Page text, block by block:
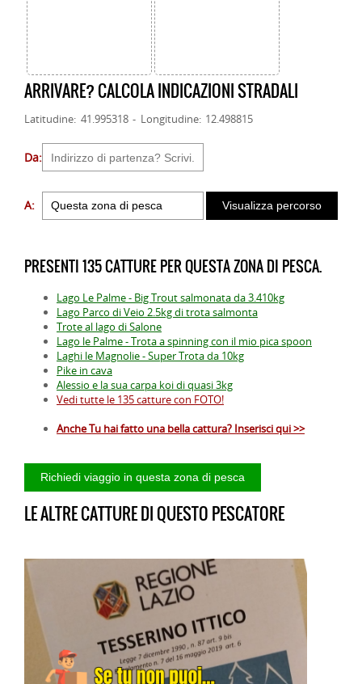
ARRIVARE? CALCOLA INDICAZIONI STRADALI
Latitudine: 41.995318 - Longitudine: 12.498815
Da:
A:
PRESENTI 135 CATTURE PER QUESTA ZONA DI PESCA.
Lago Le Palme - Big Trout salmonata da 3.410kg
Lago Parco di Veio 2.5kg di trota salmonta
Trote al lago di Salone
Lago le Palme - Trota a spinning con il mio pica spoon
Laghi le Magnolie - Super Trota da 10kg
Pike in cava
Alessio e la sua carpa koi di quasi 3kg
Vedi tutte le 135 catture con FOTO!
Anche Tu hai fatto una bella cattura? Inserisci qui >>
LE ALTRE CATTURE DI QUESTO PESCATORE